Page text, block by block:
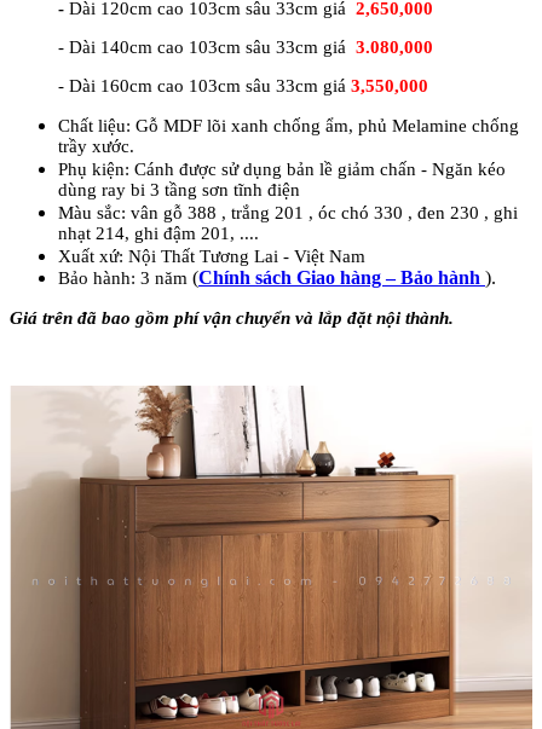
- Dài 120cm cao 103cm sâu 33cm giá 2,650,000
- Dài 140cm cao 103cm sâu 33cm giá 3.080,000
- Dài 160cm cao 103cm sâu 33cm giá 3,550,000
Chất liệu: Gỗ MDF lõi xanh chống ẩm, phủ Melamine chống
trầy xước.
Phụ kiện: Cánh được sử dụng bản lề giảm chấn - Ngăn kéo
dùng ray bi 3 tầng sơn tĩnh điện
Màu sắc: vân gỗ 388 , trắng 201 , óc chó 330 , đen 230 , ghi
nhạt 214, ghi đậm 201, ....
Xuất xứ: Nội Thất Tương Lai - Việt Nam
Bảo hành: 3 năm (Chính sách Giao hàng – Bảo hành ).
Giá trên đã bao gồm phí vận chuyển và lắp đặt nội thành.